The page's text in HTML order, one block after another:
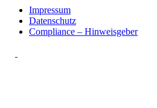
Impressum
Datenschutz
Compliance – Hinweisgeber